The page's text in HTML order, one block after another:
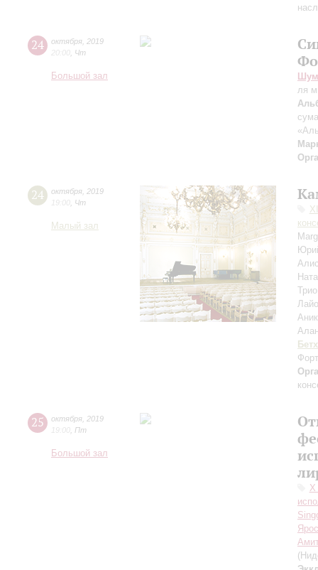
24 октября 2019
20:00 Чт
Большой зал
ля
24 октября 2019
19:00 Чт
Малый зал
Трио
25 октября 2019
19:00 Пт
Большой зал
Х